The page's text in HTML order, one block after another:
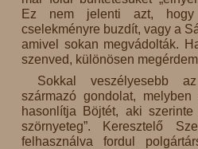
Ez nem jelenti azt,
cselekményre buzdít, vagy a
amivel sokan megvádolták.
szenved, különösen
Sokkal veszélyesebb
származó gondolat,
hasonlítja Böjtét, aki
szörnyeteg”. Keresztelő
felhasználva fordul